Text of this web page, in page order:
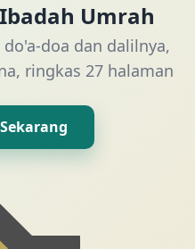
Umrah
doa dan dalilnya,
ringkas 27 halaman